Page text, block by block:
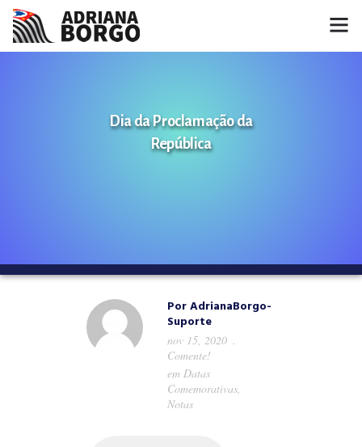
Dia da Proclamação da
República
PorAdrianaBorgo-
Suporte
nov 15, 2020
Comente!
em Datas
Comemorativas,
Notas